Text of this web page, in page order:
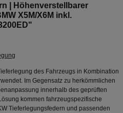
| Höhenverstellbarer
X5M/X6M inkl.
des Fahrzeugs in Kombination
Im Gegensatz zu herkömmlichen
innerhalb des geprüften
kommen fahrzeugspezifische
Tieferlegungsfedern und passenden